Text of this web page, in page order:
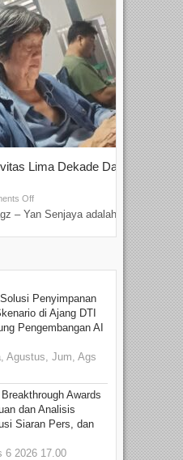
Lima Dekade Dalam
Off
– Yan Senjaya adalah...
Penyimpanan
di Ajang DTI
Pengembangan AI
Agustus, Jum, Ags
Awards
dan Analisis
Siaran Pers, dan
6 2026 17.00